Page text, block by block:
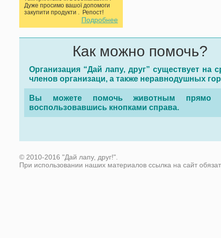
Дуже просимо вашої допомоги
закупити продукти . Репост!
Подробнее
Как можно помочь?
Организация “Дай лапу, друг” существует на
членов организаци, а также неравнодушных
Вы можете помочь животным прямо
воспользовавшись кнопками справа.
© 2010-2016 "Дай лапу, друг!".
При использовании наших материалов ссылка на сайт